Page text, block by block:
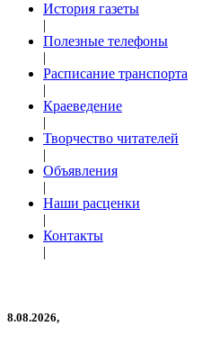
История газеты
|
Полезные телефоны
|
Расписание транспорта
|
Краеведение
|
Творчество читателей
|
Объявления
|
Наши расценки
|
Контакты
|
8.08.2026,